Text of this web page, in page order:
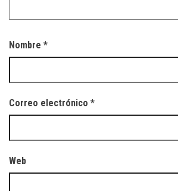
Nombre *
Correo electrónico *
Web